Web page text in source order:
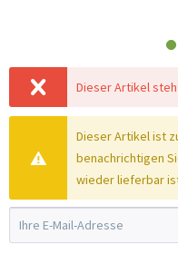
Dieser Artikel
Dieser Artikel ist
benachrichtigen
wieder lieferbar